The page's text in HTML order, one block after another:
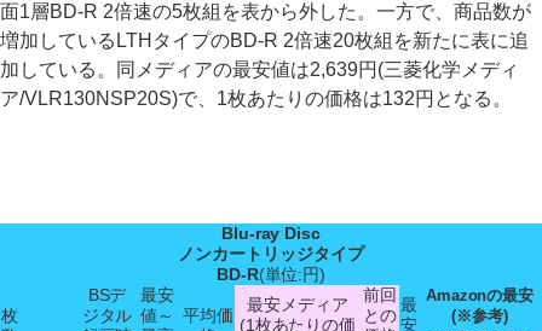
面1層BD-R 2倍速の5枚組を表から外した。一方で、商品数が
増加しているLTHタイプのBD-R 2倍速20枚組を新たに表に追
加している。同メディアの最安値は2,639円(三菱化学メディ
ア/VLR130NSP20S)で、1枚あたりの価格は132円となる。
Blu-ray Disc
ノンカートリッジタイプ
BD-R(単位:円)
枚
BSデ
ジタル
最安
値～
平均価
最安メディア
(1枚あたりの価
前回
との
最
安
Amazonの最安
(※参考)